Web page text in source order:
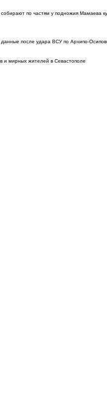
по частям у подножия Мамаева
после удара ВСУ по Архипо-
и мирных жителей в Севастополе